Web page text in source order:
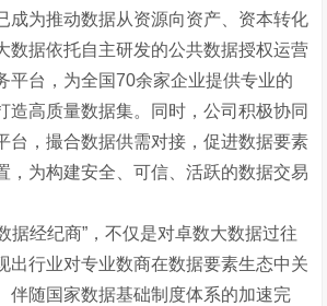
成为推动数据从资源向资产、资本转化
数据依托自主研发的公共数据授权运营
平台，为全国70余家企业提供专业的
造高质量数据集。同时，公司积极协同
台，撮合数据供需对接，促进数据要素
，为构建安全、可信、活跃的数据交易
经纪商”，不仅是对卓数大数据过往
出行业对专业数商在数据要素生态中关
伴随国家数据基础制度体系的加速完